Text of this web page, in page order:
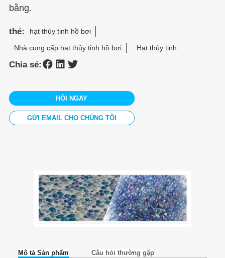
bằng.
thẻ: hạt thủy tinh hồ bơi
Nhà cung cấp hạt thủy tinh hồ bơi Hạt thủy tinh
Chia sẻ:
HỎI NGAY
GỬI EMAIL CHO CHÚNG TÔI
Mô tả Sản phẩm Câu hỏi thường gặp